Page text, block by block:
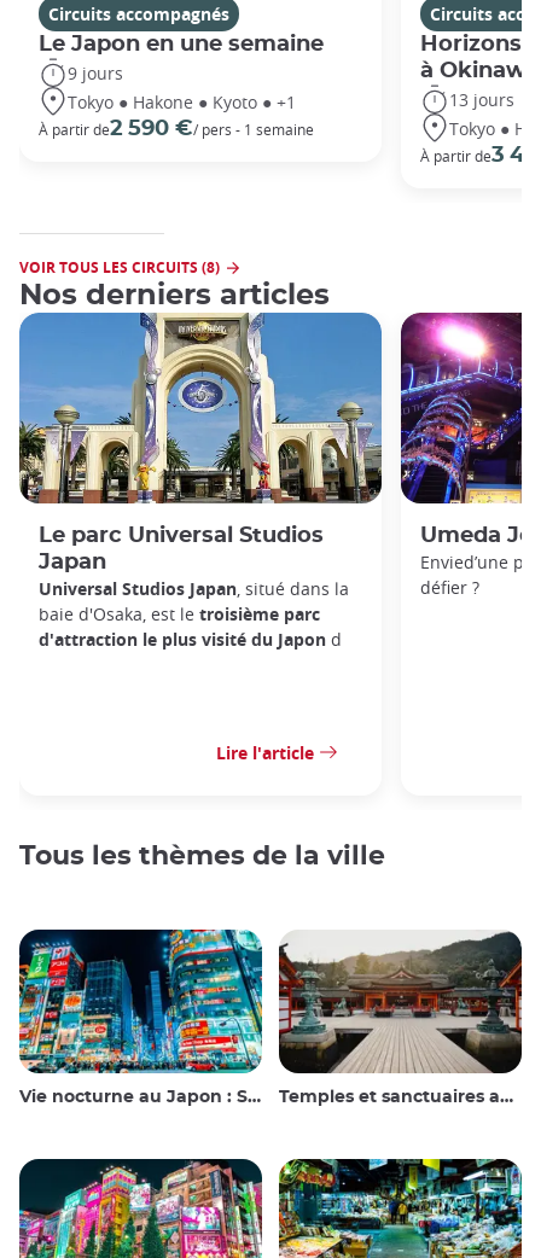
Circuits accompagnés
Le Japon en une semaine
9 jours
Tokyo ● Hakone ● Kyoto ● +1
À partir de2 590 €/ pers - 1 semaine
Circuits
Horizons
à Okinawa
13 jours
Tokyo ●
À partir de3
VOIR TOUS LES CIRCUITS (8)
Nos derniers articles
Le parc Universal Studios
Japan
Universal Studios Japan, situé dans la
baie d'Osaka, est le troisième parc
d'attraction le plus visité du Japon d
Lire l'article
Umeda
Envied’une
défier ?
Tous les thèmes de la ville
Vie nocturne au Japon : Sortir, voir et boire Temples et sanctuaires au Japon